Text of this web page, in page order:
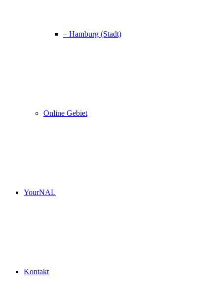
– Hamburg (Stadt)
Online Gebiet
YourNAL
Kontakt